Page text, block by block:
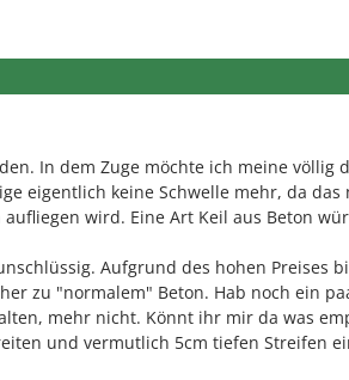
In dem Zuge möchte ich meine völlig
eigentlich keine Schwelle mehr, da
wird. Eine Art Keil aus Beton
Aufgrund des hohen Preises
zu "normalem" Beton. Hab noch ein
mehr nicht. Könnt ihr mir da was
und vermutlich 5cm tiefen Streifen